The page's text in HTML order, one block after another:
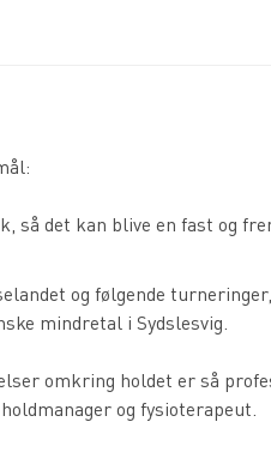
så det kan blive en fast og
og følgende
mindretal i Sydslesvig.
omkring holdet er så
og fysioterapeut.